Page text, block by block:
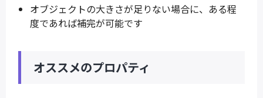
オブジェクトの大きさが足りない場合に、ある程
度であれば補完が可能です
オススメのプロパティ